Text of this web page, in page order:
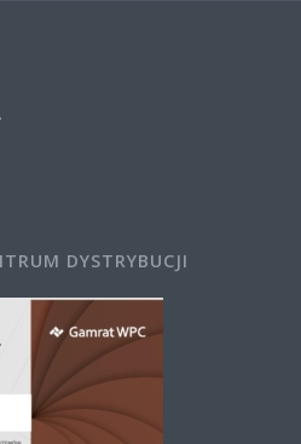
DYSTRYBUCJI